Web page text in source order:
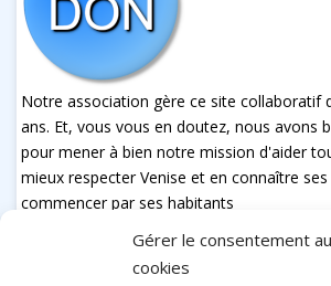
Gérer le consentement
cookies
Notre association gère ce site collaboratif
ans. Et, vous vous en doutez, nous avons
pour mener à bien notre mission d'aider
mieux respecter Venise et en connaître ses
commencer par ses habitants